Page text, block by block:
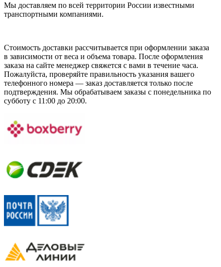
Мы доставляем по всей территории России известными
транспортными компаниями.
Стоимость доставки рассчитывается при оформлении заказа
в зависимости от веса и объема товара. После оформления
заказа на сайте менеджер свяжется с вами в течение часа.
Пожалуйста, проверяйте правильность указания вашего
телефонного номера — заказ доставляется только после
подтверждения. Мы обрабатываем заказы с понедельника по
субботу с 11:00 до 20:00.